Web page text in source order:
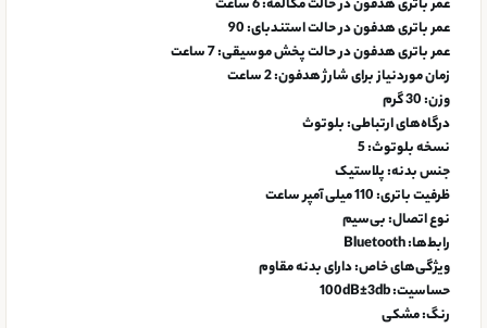
عمر باتری هدفون در حالت مکالمه:6 ساعت
عمر باتری هدفون در حالت استندبای:90
عمر باتری هدفون در حالت پخش موسیقی:7 ساعت
زمان موردنیاز برای شارژ هدفون:2 ساعت
وزن:30 گرم
درگاه‌های ارتباطی:بلوتوث
نسخه بلوتوث:5
جنس بدنه:پلاستیک
ظرفیت باتری:110 میلی آمپر ساعت
نوع اتصال:بی‌سیم
رابط‌ها:Bluetooth
ویژگی‌های خاص:دارای بدنه مقاوم
حساسیت:100dB±3db
رنگ:مشکی